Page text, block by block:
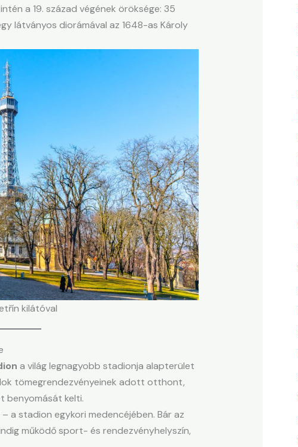
a 19. század végének öröksége: 35
látványos diorámával az 1648-as Károly
kilátóval
a világ legnagyobb stadionja alapterület
tömegrendezvényeinek adott otthont,
benyomását kelti.
a stadion egykori medencéjében. Bár az
működő sport- és rendezvényhelyszín,